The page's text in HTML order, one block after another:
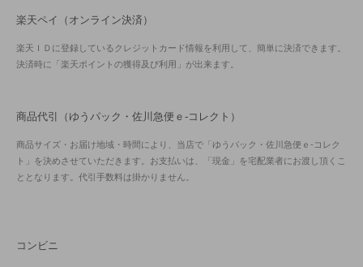
楽天ペイ（オンライン決済）
楽天ＩＤに登録しているクレジットカード情報を利用して、簡単に決済できます。
決済時に「楽天ポイントの獲得及び利用」が出来ます。
商品代引（ゆうパック・佐川急便ｅ-コレクト）
商品サイズ・お届け地域・時間により、当店で「ゆうパック・佐川急便ｅ-コレク
ト」を決めさせていただきます。お支払いは、「現金」を宅配業者にお渡し頂くこ
ととなります。代引手数料は掛かりません。
コンビニ